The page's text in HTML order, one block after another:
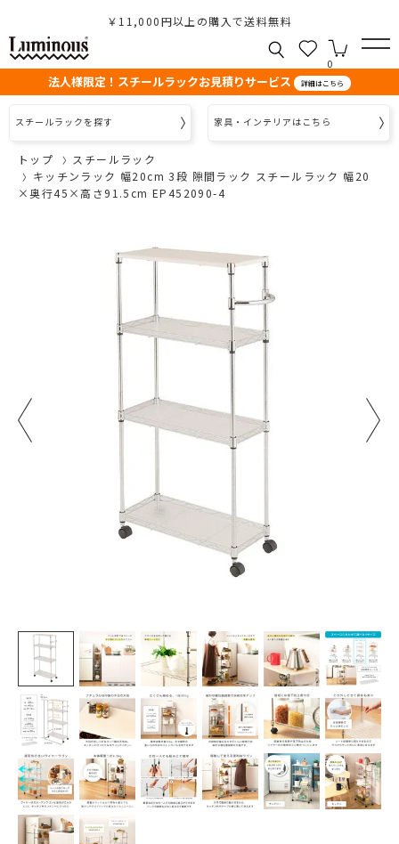
￥11,000円以上の購入で送料無料
0
法人様限定！スチールラックお見積りサービス 詳細はこちら
スチールラックを探す 家具・インテリアはこちら
トップ
スチールラック
キッチンラック 幅20cm 3段 隙間ラック スチールラック 幅20
×奥行45×高さ91.5cm EP452090-4